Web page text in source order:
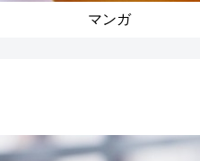
マンガ